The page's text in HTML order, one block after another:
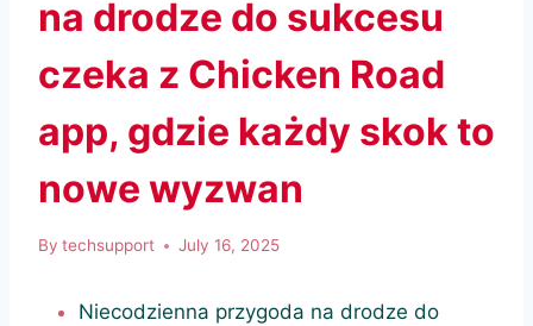
na drodze do sukcesu
czeka z Chicken Road
app, gdzie każdy skok to
nowe wyzwan
By techsupport July 16, 2025
Niecodzienna przygoda na drodze do